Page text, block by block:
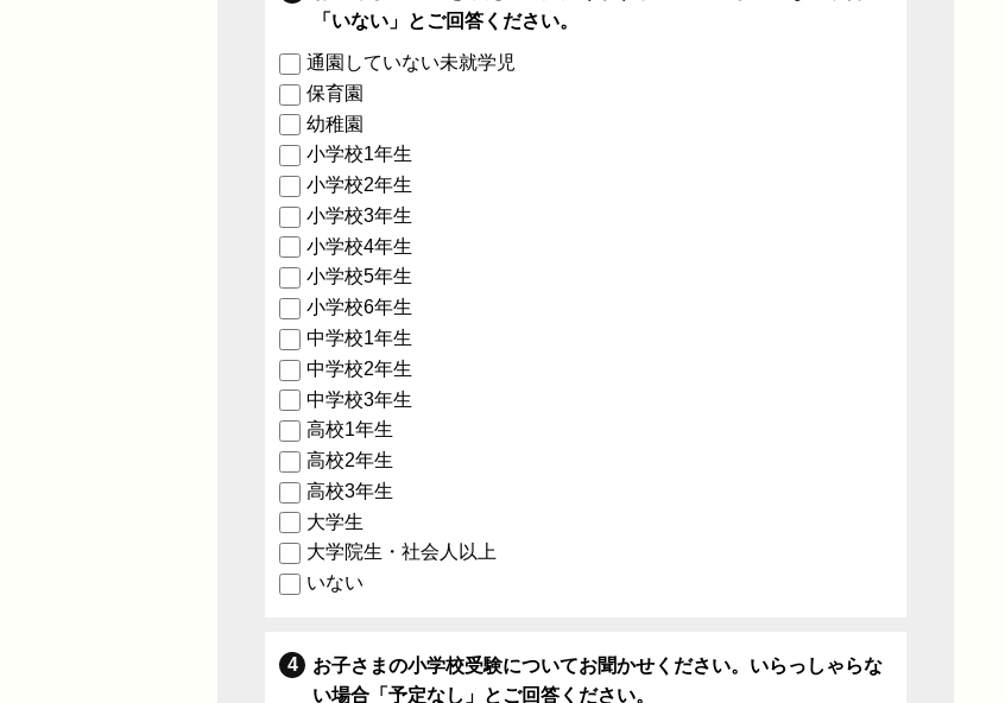
「いない」とご回答ください。
通園していない未就学児
保育園
幼稚園
小学校1年生
小学校2年生
小学校3年生
小学校4年生
小学校5年生
小学校6年生
中学校1年生
中学校2年生
中学校3年生
高校1年生
高校2年生
高校3年生
大学生
大学院生・社会人以上
いない
お子さまの小学校受験についてお聞かせください。いらっしゃらな
い場合「予定なし」とご回答ください。